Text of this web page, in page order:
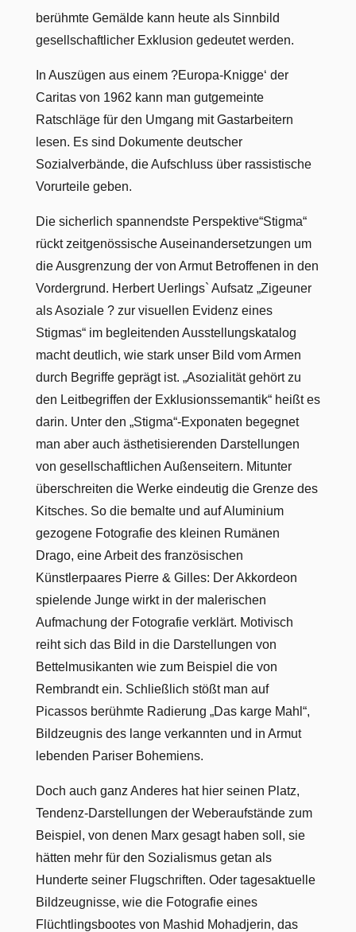
berühmte Gemälde kann heute als Sinnbild
gesellschaftlicher Exklusion gedeutet werden.
In Auszügen aus einem ?Europa-Knigge‘ der
Caritas von 1962 kann man gutgemeinte
Ratschläge für den Umgang mit Gastarbeitern
lesen. Es sind Dokumente deutscher
Sozialverbände, die Aufschluss über rassistische
Vorurteile geben.
Die sicherlich spannendste Perspektive“Stigma“
rückt zeitgenössische Auseinandersetzungen um
die Ausgrenzung der von Armut Betroffenen in den
Vordergrund. Herbert Uerlings` Aufsatz „Zigeuner
als Asoziale ? zur visuellen Evidenz eines
Stigmas“ im begleitenden Ausstellungskatalog
macht deutlich, wie stark unser Bild vom Armen
durch Begriffe geprägt ist. „Asozialität gehört zu
den Leitbegriffen der Exklusionssemantik“ heißt es
darin. Unter den „Stigma“-Exponaten begegnet
man aber auch ästhetisierenden Darstellungen
von gesellschaftlichen Außenseitern. Mitunter
überschreiten die Werke eindeutig die Grenze des
Kitsches. So die bemalte und auf Aluminium
gezogene Fotografie des kleinen Rumänen
Drago, eine Arbeit des französischen
Künstlerpaares Pierre & Gilles: Der Akkordeon
spielende Junge wirkt in der malerischen
Aufmachung der Fotografie verklärt. Motivisch
reiht sich das Bild in die Darstellungen von
Bettelmusikanten wie zum Beispiel die von
Rembrandt ein. Schließlich stößt man auf
Picassos berühmte Radierung „Das karge Mahl“,
Bildzeugnis des lange verkannten und in Armut
lebenden Pariser Bohemiens.
Doch auch ganz Anderes hat hier seinen Platz,
Tendenz-Darstellungen der Weberaufstände zum
Beispiel, von denen Marx gesagt haben soll, sie
hätten mehr für den Sozialismus getan als
Hunderte seiner Flugschriften. Oder tagesaktuelle
Bildzeugnisse, wie die Fotografie eines
Flüchtlingsbootes von Mashid Mohadjerin, das